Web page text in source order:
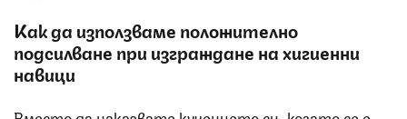
Как да използваме положително
подсилване при изграждане на хигиенни
навици